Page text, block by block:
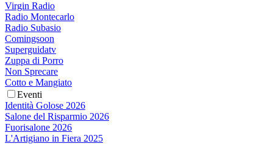
Virgin Radio
Radio Montecarlo
Radio Subasio
Comingsoon
Superguidatv
Zuppa di Porro
Non Sprecare
Cotto e Mangiato
Eventi
Identità Golose 2026
Salone del Risparmio 2026
Fuorisalone 2026
L'Artigiano in Fiera 2025